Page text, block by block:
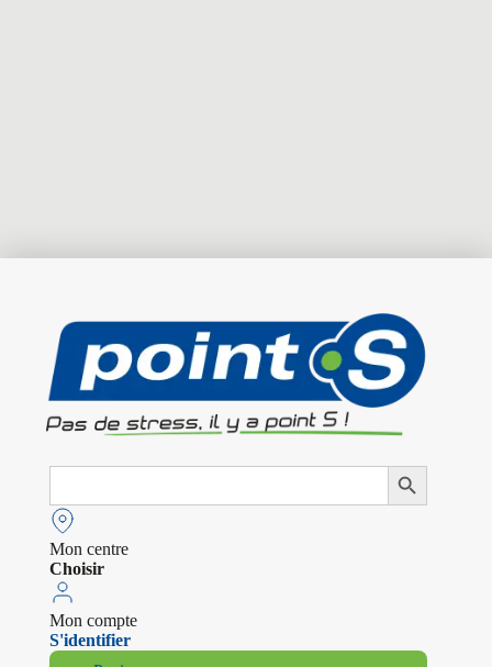
Search
Search Button
Mon centre
Choisir
Mon compte
S'identifier